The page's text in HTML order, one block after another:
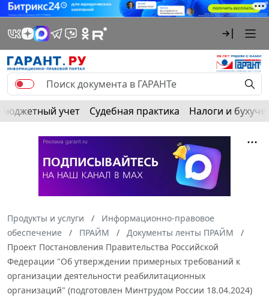
Бюджетный учет Судебная практика Налоги и
Продукты и услуги
Информационно-правовое
обеспечение
ПРАЙМ
Документы ленты ПРАЙМ
Проект Постановления Правительства Российской
Федерации "Об утверждении примерных требований к
организации деятельности реабилитационных
организаций" (подготовлен Минтрудом России 18.04.2024)